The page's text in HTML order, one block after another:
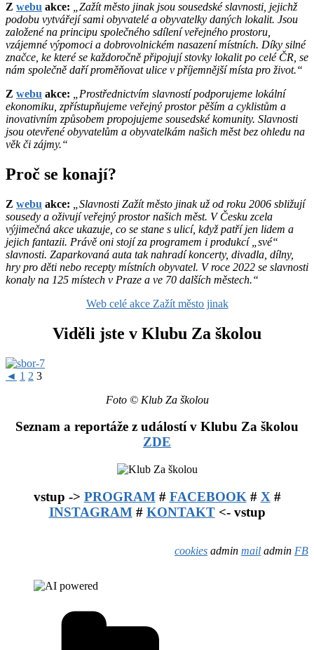
Z webu akce:
„Zažít město jinak jsou sousedské slavnosti, jejichž
podobu vytvářejí sami obyvatelé a obyvatelky daných lokalit. Jsou
založené na principu společného sdílení veřejného prostoru,
vzájemné výpomoci a dobrovolnickém nasazení místních. Díky silné
značce, ke které se každoročně připojují stovky lokalit po celé ČR, se
nám společně daří proměňovat ulice v příjemnější místa pro život.“
Z webu akce:
„Prostřednictvím slavností podporujeme lokální
ekonomiku, zpřístupňujeme veřejný prostor pěším a cyklistům a
inovativním způsobem propojujeme sousedské komunity. Slavnosti
jsou otevřené obyvatelům a obyvatelkám našich měst bez ohledu na
věk či zájmy.“
Proč se konají?
Z webu akce:
„Slavnosti Zažít město jinak už od roku 2006 sbližují
sousedy a oživují veřejný prostor našich měst. V Česku zcela
výjimečná akce ukazuje, co se stane s ulicí, když patří jen lidem a
jejich fantazii. Právě oni stojí za programem i produkcí „své“
slavnosti. Zaparkovaná auta tak nahradí koncerty, divadla, dílny,
hry pro děti nebo recepty místních obyvatel. V roce 2022 se slavnosti
konaly na 125 místech v Praze a ve 70 dalších městech.“
Web celé akce Zažít město jinak
Viděli jste v Klubu Za školou
◄ 1 2 3
Foto © Klub Za školou
Seznam a reportáže z událostí v Klubu Za školou
ZDE
vstup -> PROGRAM# FACEBOOK # X #
INSTAGRAM# KONTAKT<- vstup
cookies admin mail admin FB